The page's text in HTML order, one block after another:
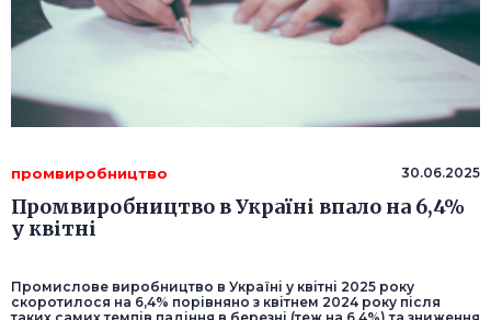
промвиробництво 30.06.2025
Промвиробництво в Україні впало на 6,4%
у квітні
Промислове виробництво в Україні у квітні 2025 року
скоротилося на 6,4% порівняно з квітнем 2024 року після